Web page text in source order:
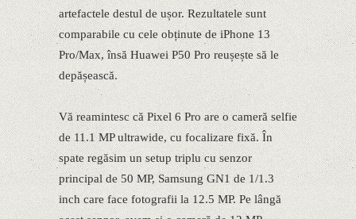
artefactele destul de ușor. Rezultatele sunt
comparabile cu cele obținute de iPhone 13
Pro/Max, însă Huawei P50 Pro reușește să le
depășească.
Vă reamintesc că Pixel 6 Pro are o cameră selfie
de 11.1 MP ultrawide, cu focalizare fixă. În
spate regăsim un setup triplu cu senzor
principal de 50 MP, Samsung GN1 de 1/1.3
inch care face fotografii la 12.5 MP. Pe lângă